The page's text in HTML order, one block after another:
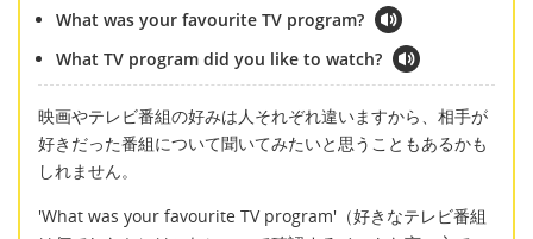
What was your favourite TV program?
What TV program did you like to watch?
映画やテレビ番組の好みは人それぞれ違いますから、相手が
好きだった番組について聞いてみたいと思うこともあるかも
しれません。
'What was your favourite TV program'（好きなテレビ番組